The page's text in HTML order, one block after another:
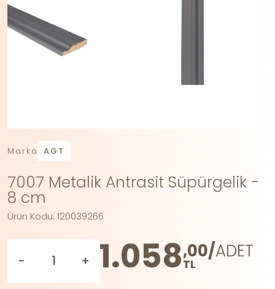
Marka AGT
7007 Metalik Antrasit Süpürgelik -
8 cm
Ürün Kodu: 120039266
- + 1.058,00/ADET
TL